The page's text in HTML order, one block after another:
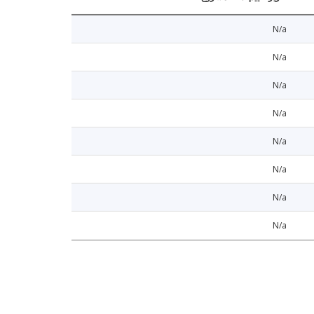
N/a
N/a
N/a
N/a
N/a
N/a
N/a
N/a